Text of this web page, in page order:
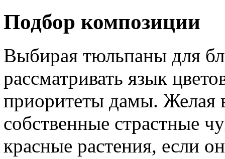
Подбор композиции
Выбирая тюльпаны для
рассматривать язык
приоритеты дамы. Желая
собственные страстные
красные растения, если